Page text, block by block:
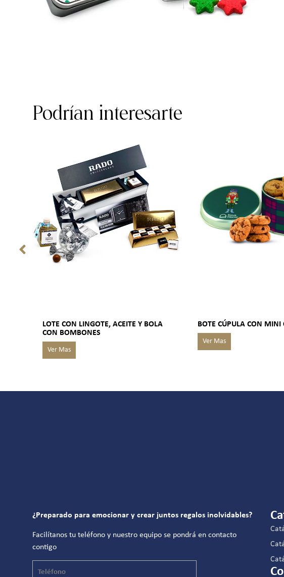
Podrían interesarte
LOTE CON LINGOTE, ACEITE Y BOLA
CON BOMBONES
BOTE CÚPULA CON MINI
¿Preparado para emocionar y crear juntos regalos inolvidables?
Facilítanos tu teléfono y nuestro equipo se pondrá en contacto
contigo